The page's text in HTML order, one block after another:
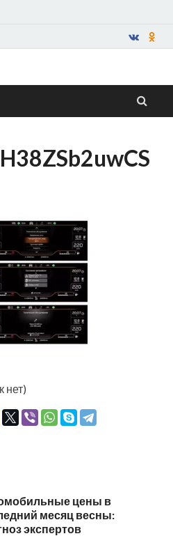
—
нет)
цены в
месяц весны:
экспертов